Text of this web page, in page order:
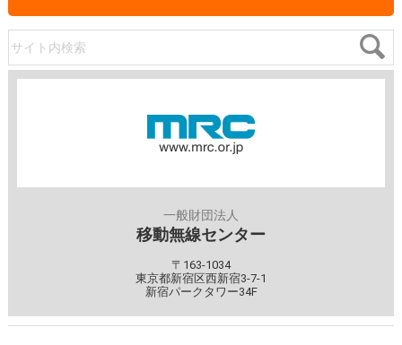
サイト内検索
一般財団法人
移動無線センター
〒163-1034
東京都新宿区西新宿3-7-1
新宿パークタワー34F